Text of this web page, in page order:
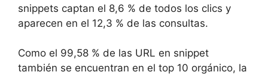
snippets captan el 8,6 % de todos los clics y
aparecen en el 12,3 % de las consultas.
Como el 99,58 % de las URL en snippet
también se encuentran en el top 10 orgánico, la